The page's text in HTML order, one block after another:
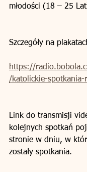
młodości (18 – 25
Szczegóły na
https://
/katolickie-spotkania-
Link do transmisji
kolejnych spotkań
stronie w dniu, w
zostały spotkania.